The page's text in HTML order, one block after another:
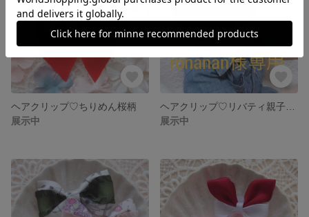
ヘアクリップ♡ちりめん桜柄
展示中
展示中